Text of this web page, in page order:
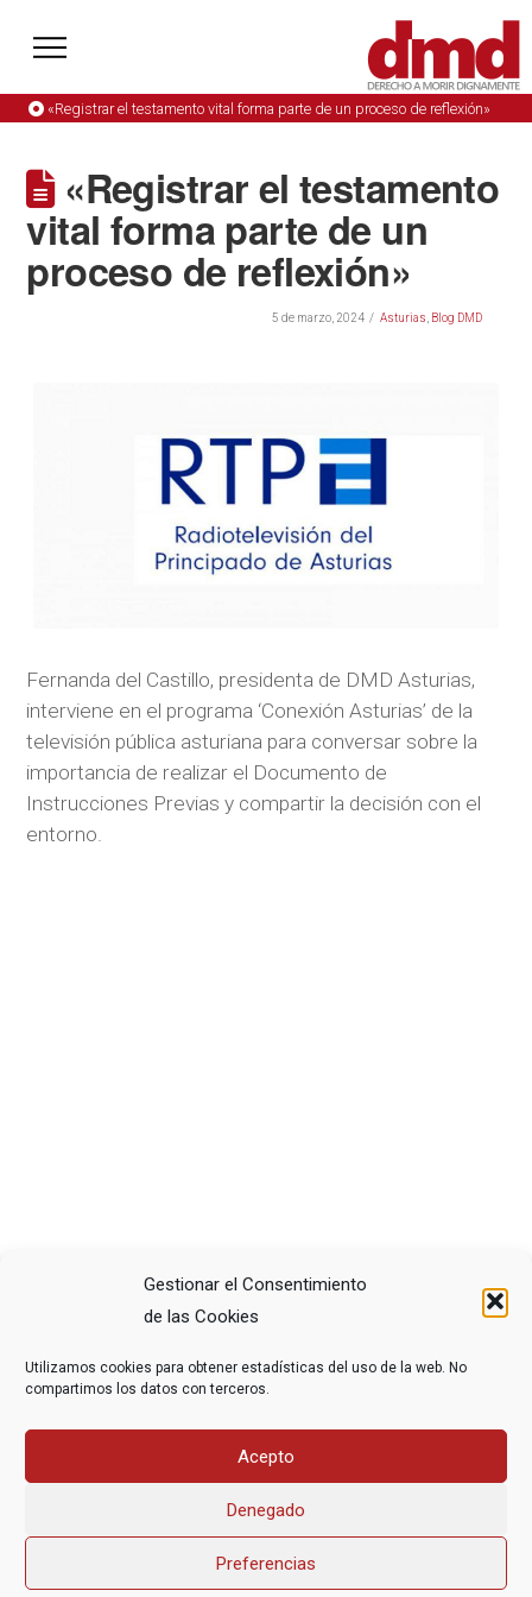
Gestionar el Consentimiento
de las Cookies
Utilizamos cookies para obtener estadísticas del uso de la web. No
compartimos los datos con terceros.
Acepto
Denegado
Preferencias
«Registrar el testamento vital forma parte de un proceso de reflexión»
«Registrar el testamento
vital forma parte de un
proceso de reflexión»
5 de marzo, 2024 Asturias Blog DMD
Fernanda del Castillo, presidenta de DMD Asturias,
interviene en el programa ‘Conexión Asturias’ de la
televisión pública asturiana para conversar sobre la
importancia de realizar el Documento de
Instrucciones Previas y compartir la decisión con el
entorno.
COMPARTE ESTE ARTÍCULO